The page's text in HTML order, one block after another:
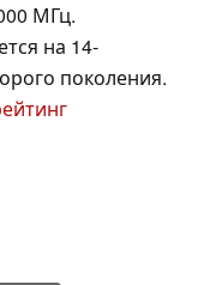
МГц.
на 14-
поколения.